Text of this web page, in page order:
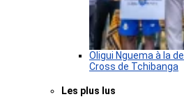
Oligui Nguema à la
Cross de Tchibanga
Les plus lus